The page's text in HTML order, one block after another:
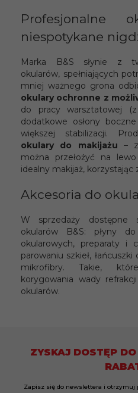
Profesjonalne
niespotykane
Marka B&S słynie z
okularów, spełniających
mniej ważnego grona
okulary ochronne z
do pracy warsztatowej (z
dodatkowe osłony
większej stabilizacji.
okulary do makijażu –
można przełożyć na
idealny makijaż, korzystając
Akcesoria do
W sprzedaży dostępne
okularów B&S: płyny
okularowych, preparaty i
parowaniu szkieł,
mikrofibry. Takie,
korygowania wady
okularów.
ZYSKAJ DOSTĘP
Zapisz się do newslettera i